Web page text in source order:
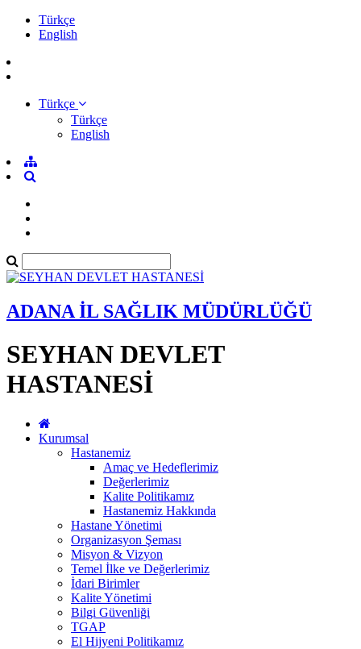
Türkçe
English
Türkçe
Türkçe
English
ADANA İL SAĞLIK MÜDÜRLÜĞÜ
SEYHAN DEVLET
HASTANESİ
Kurumsal
Hastanemiz
Amaç ve Hedeflerimiz
Değerlerimiz
Kalite Politikamız
Hastanemiz Hakkında
Hastane Yönetimi
Organizasyon Şeması
Misyon & Vizyon
Temel İlke ve Değerlerimiz
İdari Birimler
Kalite Yönetimi
Bilgi Güvenliği
TGAP
El Hijyeni Politikamız